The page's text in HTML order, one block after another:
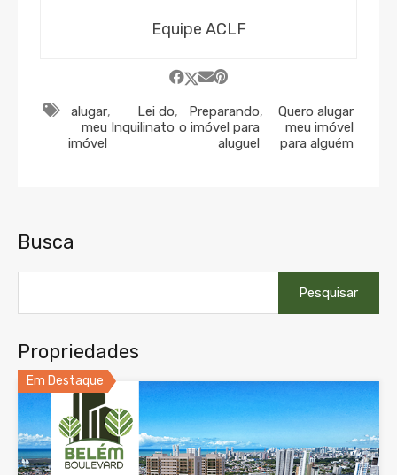
Equipe ACLF
alugar
meu
imóvel
,
Lei do
Inquilinato
,
Preparando
o imóvel para
aluguel
,
Quero alugar
meu imóvel
para alguém
Busca
por:
Propriedades
Em Destaque